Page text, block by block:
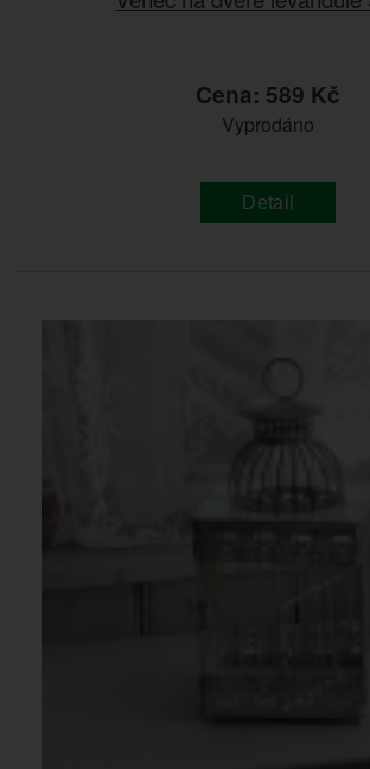
Cena: 589 Kč
Vyprodáno
Detail